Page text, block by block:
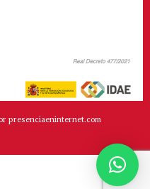
presenciaeninternet.com